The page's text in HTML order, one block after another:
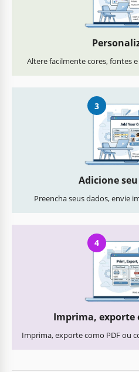
Altere facilmente cores, fontes
3
Adicione
Preencha seus dados, envie
4
Imprima,
Imprima, exporte como PDF ou